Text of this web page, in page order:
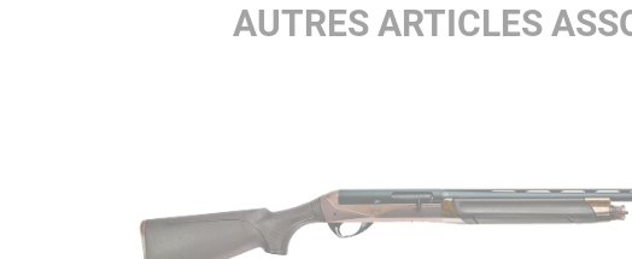
AUTRES ARTICLES